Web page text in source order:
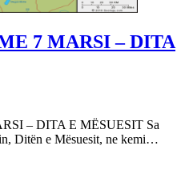
7 MARSI – DITA
– DITA E MËSUESIT Sa
Ditën e Mësuesit, ne kemi…